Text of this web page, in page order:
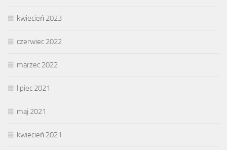
kwiecień 2023
czerwiec 2022
marzec 2022
lipiec 2021
maj 2021
kwiecień 2021